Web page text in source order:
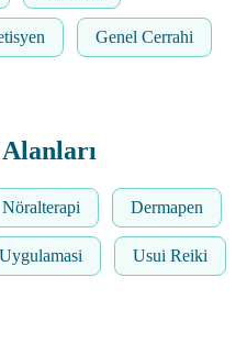
Genel Cerrahi
Nöralterapi Dermapen
Usui Reiki